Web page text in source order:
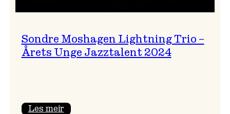
Sondre Moshagen Lightning Trio –
Årets Unge Jazztalent 2024
Les meir: